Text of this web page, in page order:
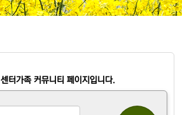
센터가족 커뮤니티 페이지입니다.